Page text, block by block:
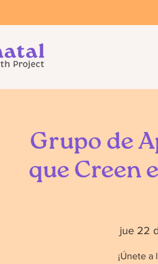
Grupo de
que Creen
jue 22
¡Únete